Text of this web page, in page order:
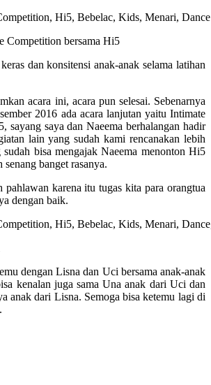
Competition bersama Hi5
dan konsitensi anak-anak selama latihan
acara ini, acara pun selesai. Sebenarnya
2016 ada acara lanjutan yaitu Intimate
sayang saya dan Naeema berhalangan hadir
lain yang sudah kami rencanakan lebih
bisa mengajak Naeema menonton Hi5
senang banget rasanya.
pahlawan karena itu tugas kita para orangtua
dengan baik.
dengan Lisna dan Uci bersama anak-anak
kenalan juga sama Una anak dari Uci dan
anak dari Lisna. Semoga bisa ketemu lagi di